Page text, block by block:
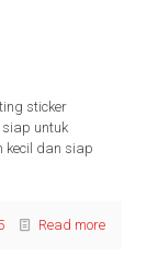
sticker
untuk
kecil dan siap
Read more